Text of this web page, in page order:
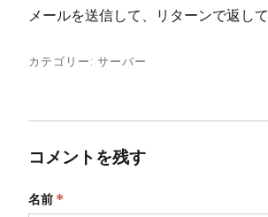
メールを送信して、リターンで返し
カテゴリー:サーバー
コメントを残す
名前 *